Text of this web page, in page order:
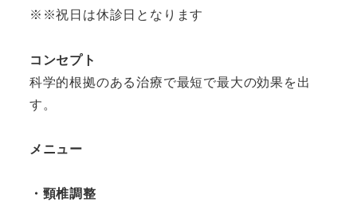
※※祝日は休診日となります
コンセプト
科学的根拠のある治療で最短で最大の効果を出
す。
メニュー
・頸椎調整